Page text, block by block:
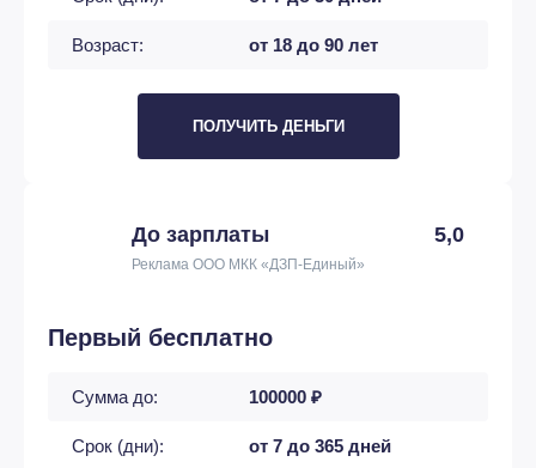
Возраст: от 18 до 90 лет
ПОЛУЧИТЬ ДЕНЬГИ
До зарплаты 5,0
Реклама ООО МКК «ДЗП-Единый»
Первый бесплатно
Сумма до: 100000 ₽
Срок (дни): от 7 до 365 дней